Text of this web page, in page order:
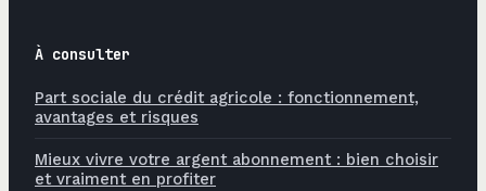
À consulter
Part sociale du crédit agricole : fonctionnement,
avantages et risques
Mieux vivre votre argent abonnement : bien choisir
et vraiment en profiter